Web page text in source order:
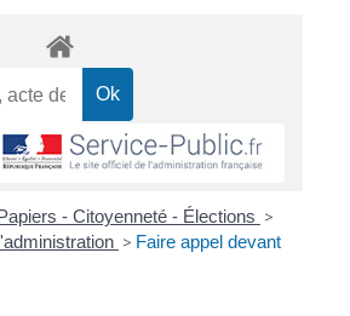
- Citoyenneté - Élections >
> Faire appel devant